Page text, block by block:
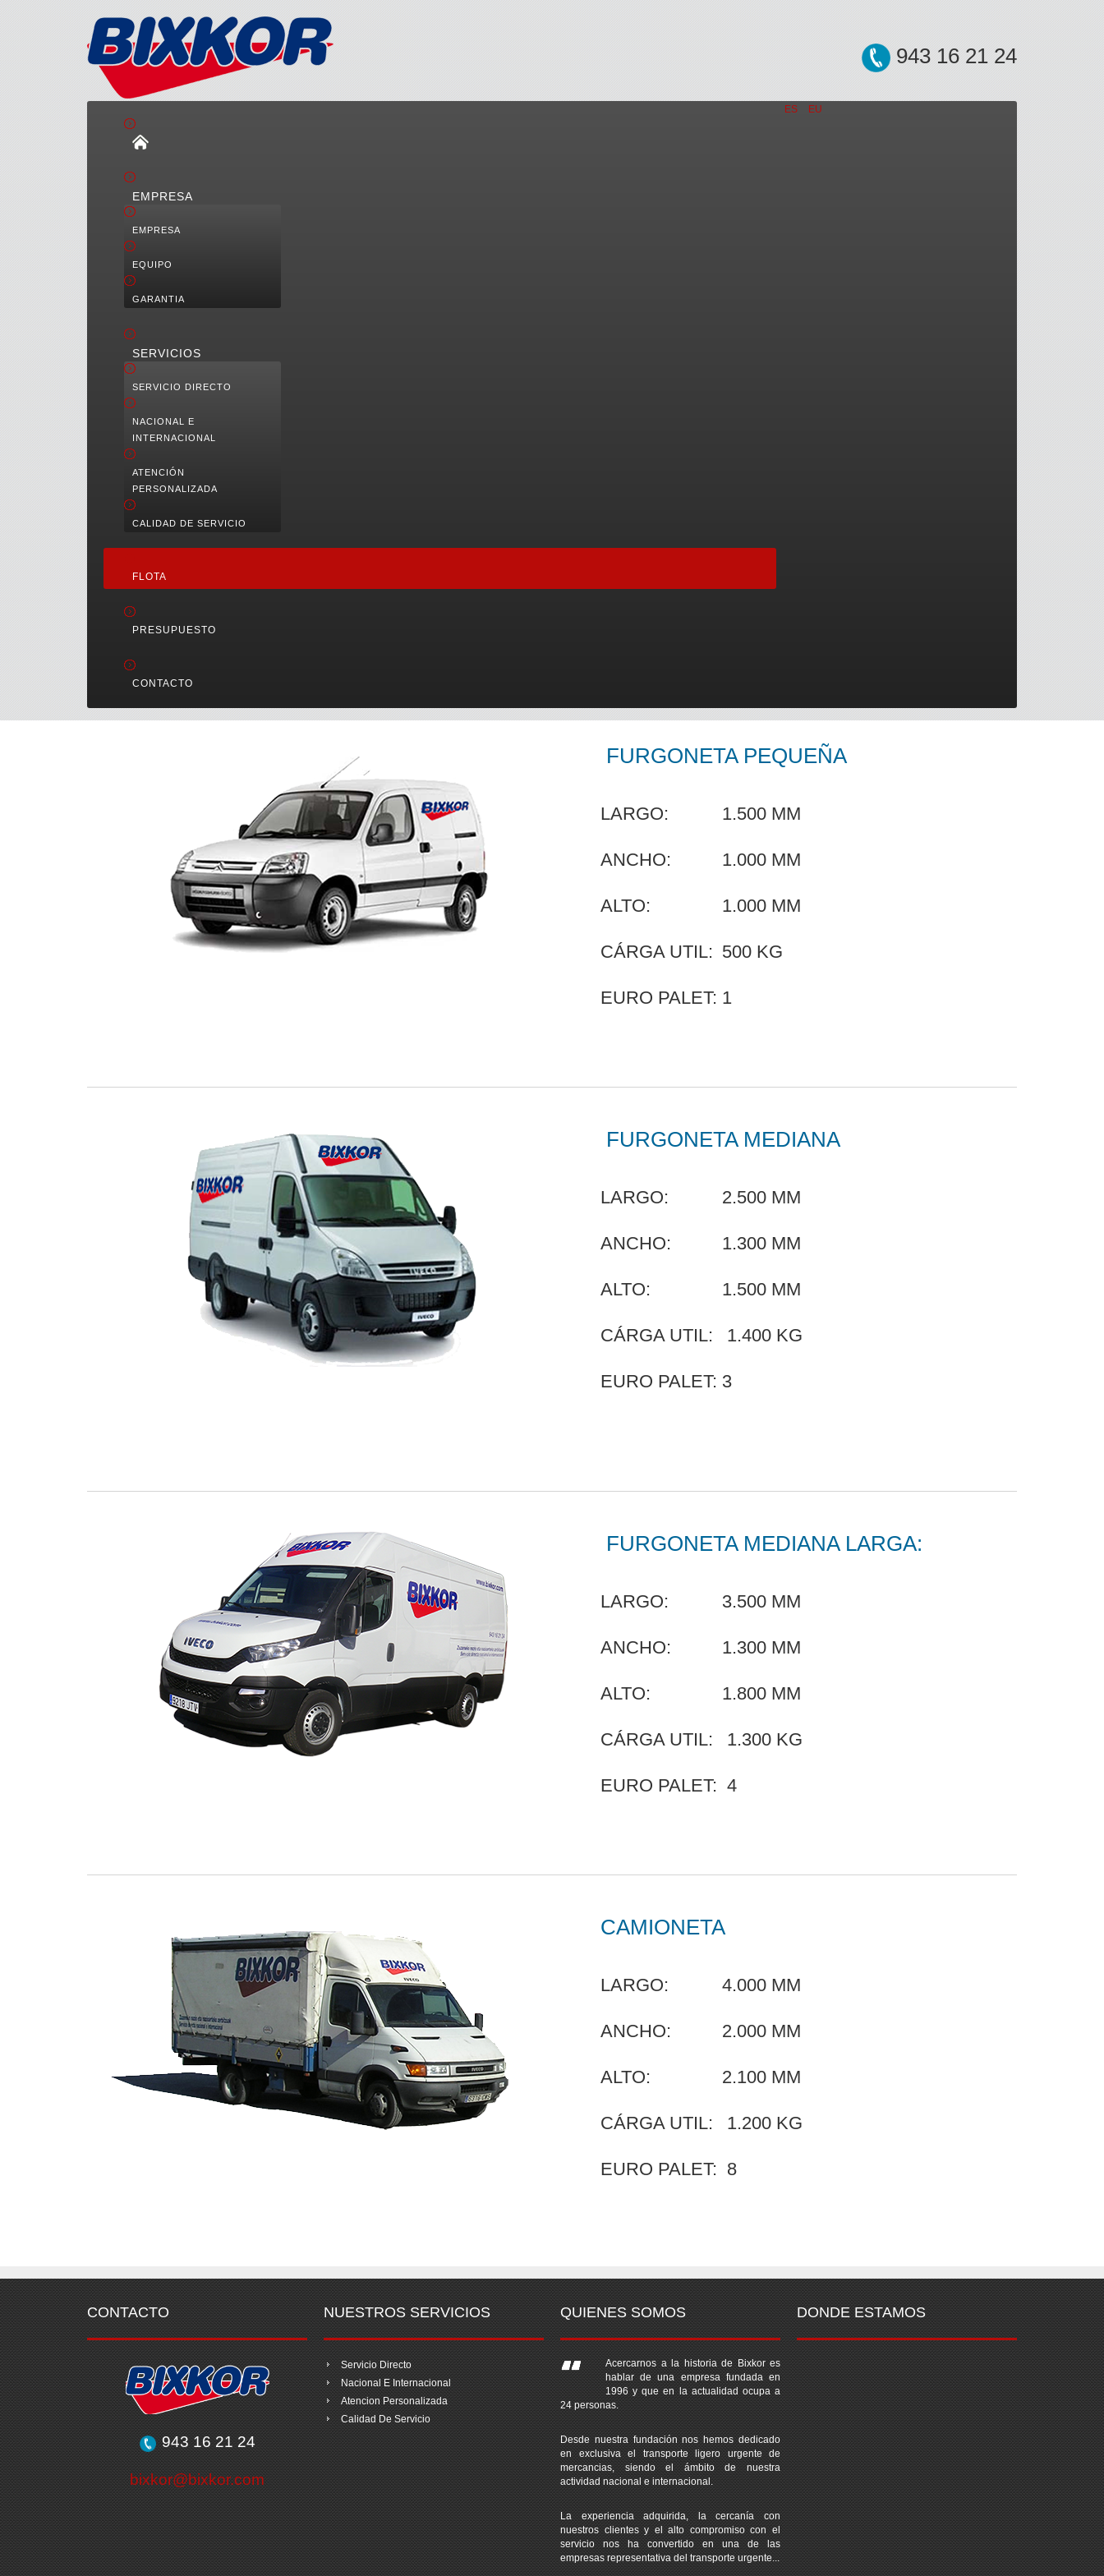
943 16 21 24
EMPRESA
EMPRESA
EQUIPO
GARANTIA
SERVICIOS
SERVICIO DIRECTO
NACIONAL E
INTERNACIONAL
ATENCIÓN
PERSONALIZADA
CALIDAD DE SERVICIO
FLOTA
PRESUPUESTO
CONTACTO
ES EU
FURGONETA PEQUEÑA
LARGO: 1.500 MM
ANCHO: 1.000 MM
ALTO: 1.000 MM
CÁRGA UTIL: 500 KG
EURO PALET: 1
FURGONETA MEDIANA
LARGO: 2.500 MM
ANCHO: 1.300 MM
ALTO: 1.500 MM
CÁRGA UTIL: 1.400 KG
EURO PALET: 3
FURGONETA MEDIANA LARGA:
LARGO: 3.500 MM
ANCHO: 1.300 MM
ALTO: 1.800 MM
CÁRGA UTIL: 1.300 KG
EURO PALET: 4
CAMIONETA
LARGO: 4.000 MM
ANCHO: 2.000 MM
ALTO: 2.100 MM
CÁRGA UTIL: 1.200 KG
EURO PALET: 8
CONTACTO
943 16 21 24
bixkor@bixkor.com
NUESTROS SERVICIOS
Servicio Directo
Nacional E Internacional
Atencion Personalizada
Calidad De Servicio
QUIENES SOMOS
Acercarnos a la historia de Bixkor es
hablar de una empresa fundada en
1996 y que en la actualidad ocupa a
24 personas.
Desde nuestra fundación nos hemos dedicado
en exclusiva el transporte ligero urgente de
mercancias, siendo el ámbito de nuestra
actividad nacional e internacional.
La experiencia adquirida, la cercanía con
nuestros clientes y el alto compromiso con el
servicio nos ha convertido en una de las
empresas representativa del transporte urgente...
DONDE ESTAMOS